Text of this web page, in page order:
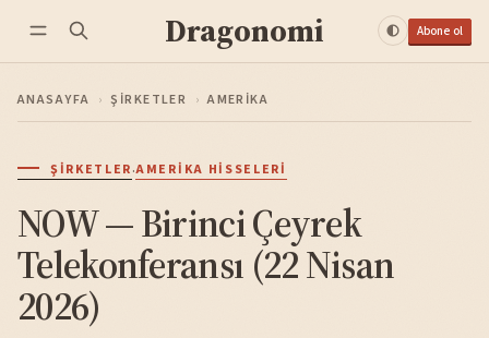
Dragonomi Abone ol
ANASAYFA › ŞIRKETLER › AMERIKA
ŞIRKETLER·AMERIKA HISSELERI
NOW — Birinci Çeyrek
Telekonferansı (22 Nisan
2026)